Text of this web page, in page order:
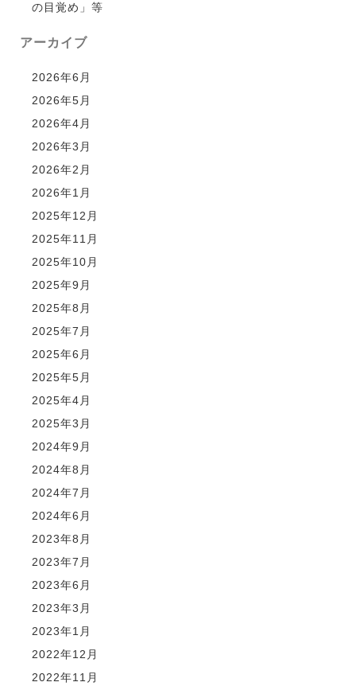
の目覚め」等
アーカイブ
2026年6月
2026年5月
2026年4月
2026年3月
2026年2月
2026年1月
2025年12月
2025年11月
2025年10月
2025年9月
2025年8月
2025年7月
2025年6月
2025年5月
2025年4月
2025年3月
2024年9月
2024年8月
2024年7月
2024年6月
2023年8月
2023年7月
2023年6月
2023年3月
2023年1月
2022年12月
2022年11月